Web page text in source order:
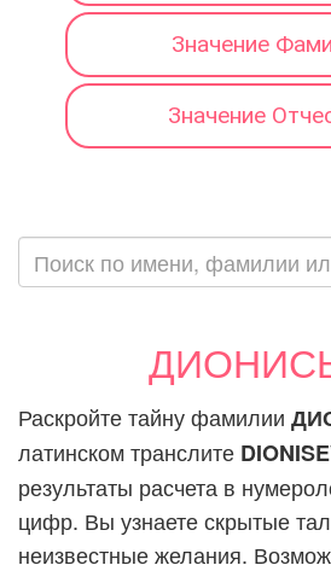
Значение
Значение
Раскройте тайну фамилии
латинском транслите
результаты расчета в
цифр. Вы узнаете скрытые
неизвестные желания.